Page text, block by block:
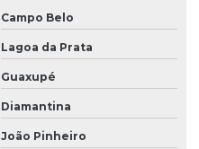
Campo Belo
Lagoa da Prata
Guaxupé
Diamantina
João Pinheiro